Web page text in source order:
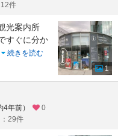
件
光案内所
すぐに分か
続きを読む
1
年前）
0
29件